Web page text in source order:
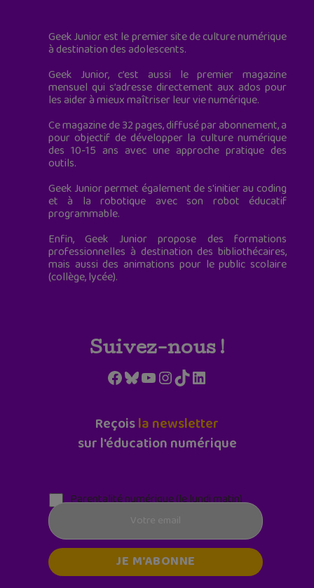
Geek Junior est le premier site de culture numérique
à destination des adolescents.
Geek Junior, c’est aussi le premier magazine
mensuel qui s’adresse directement aux ados pour
les aider à mieux maîtriser leur vie numérique.
Ce magazine de 32 pages, diffusé par abonnement, a
pour objectif de développer la culture numérique
des 10-15 ans avec une approche pratique des
outils.
Geek Junior permet également de s'initier au coding
et à la robotique avec son robot éducatif
programmable.
Enfin, Geek Junior propose des formations
professionnelles à destination des bibliothécaires,
mais aussi des animations pour le public scolaire
(collège, lycée).
Suivez-nous !
Facebook
Bluesky
YouTube
Instagram
TikTokLinkedIn
Reçoisla newsletter
sur l'éducation numérique
Parentalité numérique (le lundi matin)